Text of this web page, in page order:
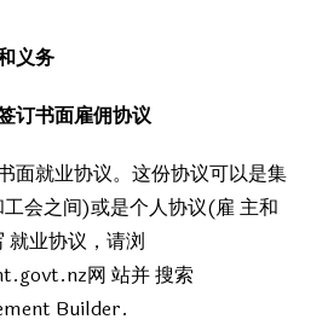
义务
订书面雇佣协议
面就业协议。这份协议可以是集
会之间)或是个人协议(雇 主和
就业协议，请浏
网 站并 搜索
Builder.